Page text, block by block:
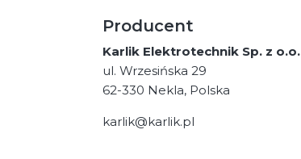
Producent
Karlik Elektrotechnik Sp. z o.o.
ul. Wrzesińska 29
62-330 Nekla, Polska
karlik@karlik.pl